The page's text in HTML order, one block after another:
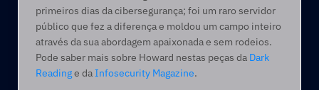
primeiros dias da cibersegurança; foi um raro servidor
público que fez a diferença e moldou um campo inteiro
através da sua abordagem apaixonada e sem rodeios.
Pode saber mais sobre Howard nestas peças da Dark
Reading e da Infosecurity Magazine.